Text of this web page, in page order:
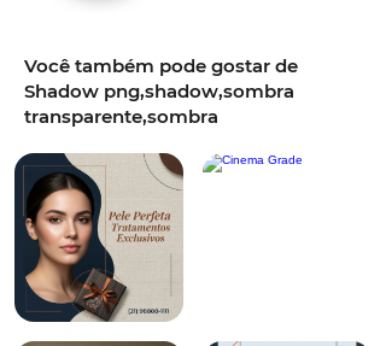
Você também pode gostar de
Shadow png,shadow,sombra
transparente,sombra